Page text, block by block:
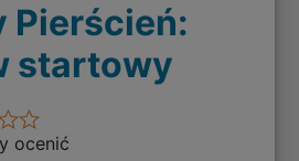
Pierścień:
startowy
ocenić